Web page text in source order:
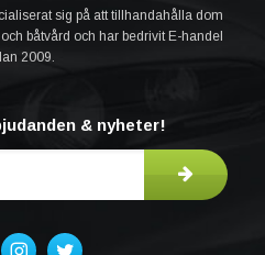
sig på att tillhandahålla dom
båtvård och har bedrivit E-handel
2009.
& nyheter!